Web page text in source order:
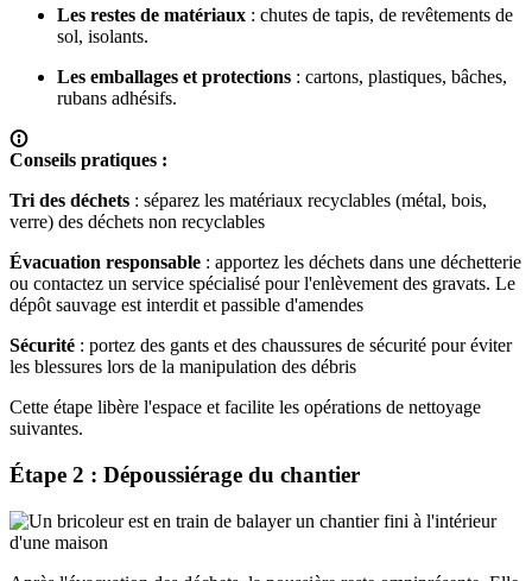
Les restes de matériaux : chutes de tapis, de revêtements de
sol, isolants.
Les emballages et protections : cartons, plastiques, bâches,
rubans adhésifs.
Conseils pratiques :
Tri des déchets : séparez les matériaux recyclables (métal, bois,
verre) des déchets non recyclables
Évacuation responsable : apportez les déchets dans une déchetterie
ou contactez un service spécialisé pour l'enlèvement des gravats. Le
dépôt sauvage est interdit et passible d'amendes
Sécurité : portez des gants et des chaussures de sécurité pour éviter
les blessures lors de la manipulation des débris
Cette étape libère l'espace et facilite les opérations de nettoyage
suivantes.
Étape 2 : Dépoussiérage du chantier